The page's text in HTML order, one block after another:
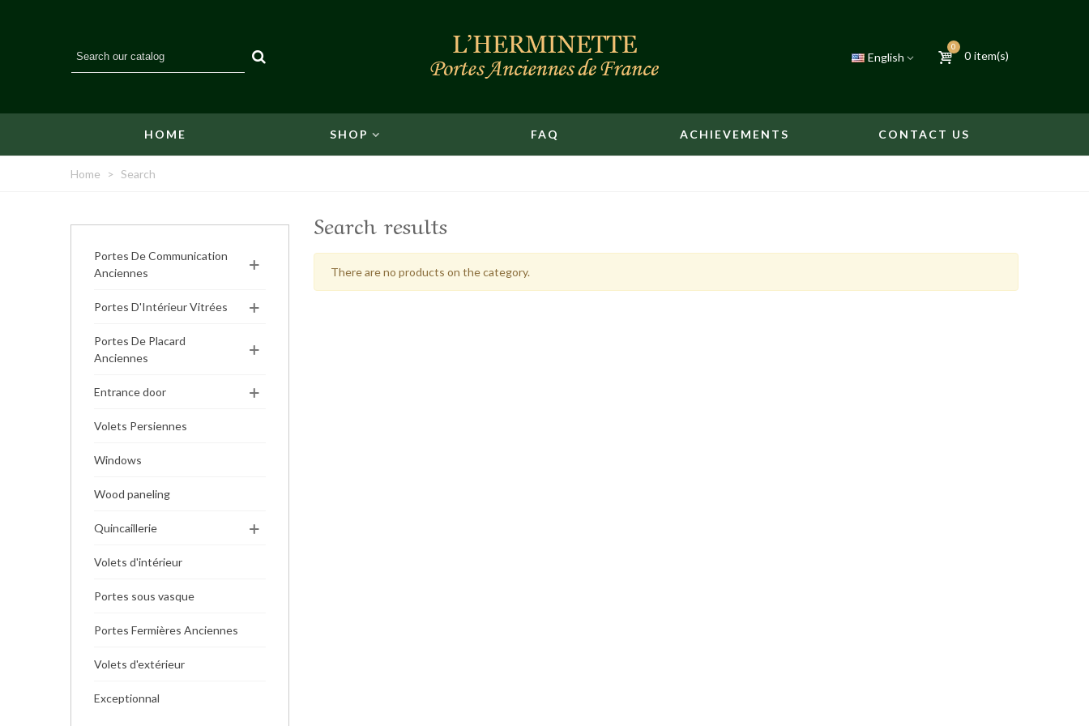
English
0
0 item(s)
HOME SHOP FAQ ACHIEVEMENTS CONTACT US
Home > Search
Portes De Communication
Anciennes
Portes D'Intérieur Vitrées
Portes De Placard
Anciennes
Entrance door
Volets Persiennes
Windows
Wood paneling
Quincaillerie
Volets d'intérieur
Portes sous vasque
Portes Fermières Anciennes
Volets d'extérieur
Exceptionnal
Search results
There are no products on the category.